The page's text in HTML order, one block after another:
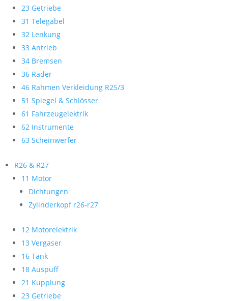
23 Getriebe
31 Telegabel
32 Lenkung
33 Antrieb
34 Bremsen
36 Räder
46 Rahmen Verkleidung R25/3
51 Spiegel & Schlösser
61 Fahrzeugelektrik
62 Instrumente
63 Scheinwerfer
R26 & R27
11 Motor
Dichtungen
Zylinderkopf r26-r27
12 Motorelektrik
13 Vergaser
16 Tank
18 Auspuff
21 Kupplung
23 Getriebe